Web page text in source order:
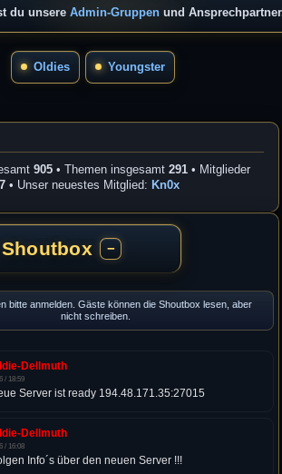
du unsere Admin-Gruppenund
Oldies Youngster
905 • Themen insgesamt291 • Mitglieder
• Unser neuestes Mitglied: Kn0x
Shoutbox −
bitte anmelden. Gäste können die Shoutbox lesen, aber
nicht schreiben.
Dellmuth
/ 18:59
Server ist ready 194.48.171.35:27015
Dellmuth
/ 16:08
Info´s über den neuen Server !!!